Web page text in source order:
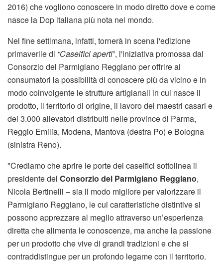
2016) che vogliono conoscere in modo diretto dove e come
nasce la Dop italiana più nota nel mondo.
Nel fine settimana, infatti, tornerà in scena l'edizione
primaverile di “Caseifici aperti”, l'iniziativa promossa dal
Consorzio del Parmigiano Reggiano per offrire ai
consumatori la possibilità di conoscere più da vicino e in
modo coinvolgente le strutture artigianali in cui nasce il
prodotto, il territorio di origine, il lavoro dei maestri casari e
dei 3.000 allevatori distribuiti nelle province di Parma,
Reggio Emilia, Modena, Mantova (destra Po) e Bologna
(sinistra Reno).
"Crediamo che aprire le porte dei caseifici sottolinea il
presidente del Consorzio del Parmigiano Reggiano,
Nicola Bertinelli – sia il modo migliore per valorizzare il
Parmigiano Reggiano, le cui caratteristiche distintive si
possono apprezzare al meglio attraverso un’esperienza
diretta che alimenta le conoscenze, ma anche la passione
per un prodotto che vive di grandi tradizioni e che si
contraddistingue per un profondo legame con il territorio.